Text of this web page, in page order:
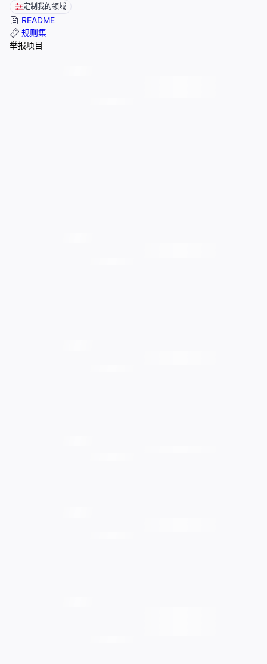
定制我的领域
README
规则集
举报项目